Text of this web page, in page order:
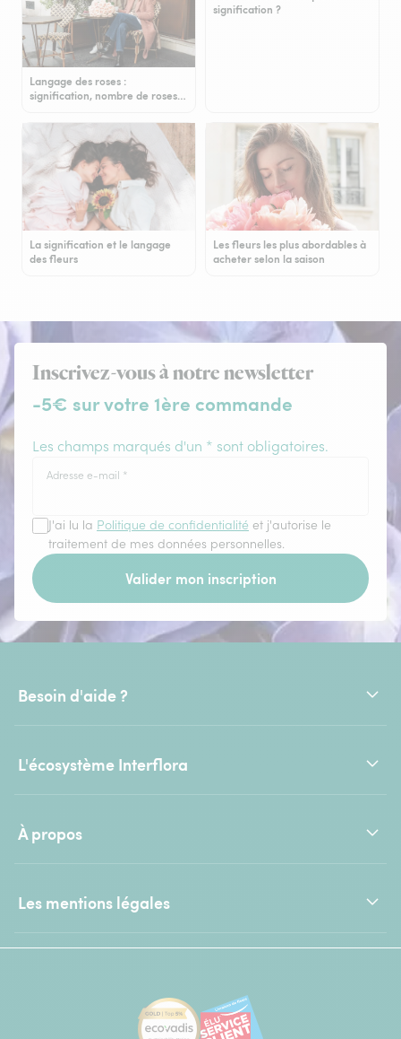
Langage des roses :
signification, nombre de roses…
signification ?
La signification et le langage
des fleurs
Les fleurs les plus abordables à
acheter selon la saison
Inscrivez-vous à notre newsletter
-5€ sur votre 1ère commande
Les champs marqués d'un * sont obligatoires.
Adresse e-mail *
J'ai lu la Politique de confidentialité et j'autorise le
traitement de mes données personnelles.
Valider mon inscription
Besoin d'aide ?
L'écosystème Interflora
À propos
Les mentions légales